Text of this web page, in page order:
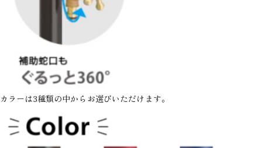
カラーは3種類の中からお選びいただけます。